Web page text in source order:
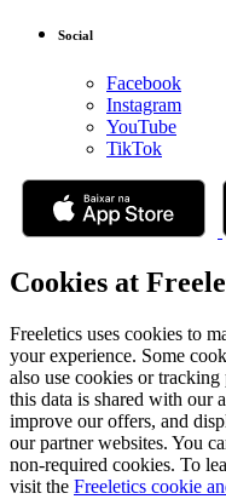
Social
Facebook
Instagram
YouTube
TikTok
Cookies at
Freeletics uses cookies to
your experience. Some
also use cookies or
this data is shared with our
improve our offers, and
our partner websites. You
non-required cookies. To
visit the Freeletics cookie